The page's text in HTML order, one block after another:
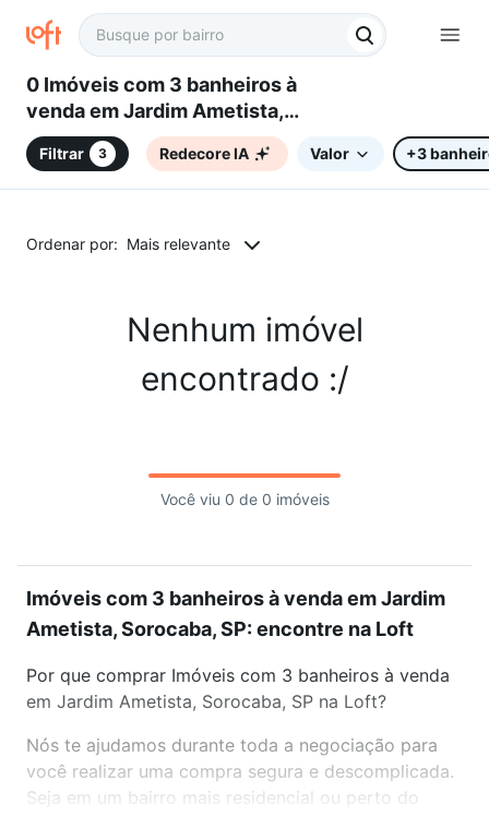
0 Imóveis com 3 banheiros à
venda em Jardim Ametista,
Sorocaba, SP
Filtrar 3 Redecore IA Valor +3
Ordenar por: Mais relevante
Nenhum imóvel
encontrado :/
Você viu 0 de 0 imóveis
Imóveis com 3 banheiros à venda em Jardim
Ametista, Sorocaba, SP: encontre na Loft
Por que comprar Imóveis com 3 banheiros à venda
em Jardim Ametista, Sorocaba, SP na Loft?
Nós te ajudamos durante toda a negociação para
você realizar uma compra segura e descomplicada.
Seja em um bairro mais residencial ou perto do